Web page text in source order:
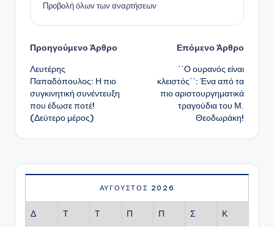
Προβολή όλων των αναρτήσεων
Πλοήγηση
δημοσιεύσεων
Προηγούμενο Άρθρο
Λευτέρης
Παπαδόπουλος: Η πιο
συγκινητική συνέντευξη
που έδωσε ποτέ!
(Δεύτερο μέρος)
Επόμενο Άρθρο
΄΄Ο ουρανός είναι
κλειστός΄΄: Ένα από τα
πιο αριστουργηματικά
τραγούδια του Μ.
Θεοδωράκη!
ΑΎΓΟΥΣΤΟΣ 2026
Δ Τ Τ Π Π Σ Κ